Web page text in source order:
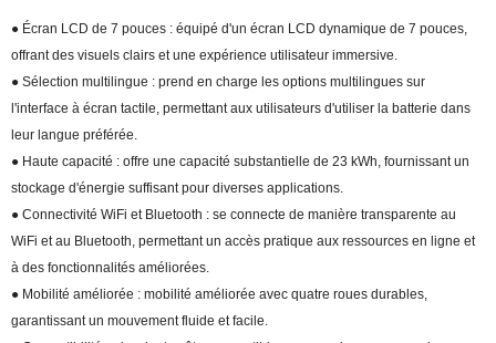
● Écran LCD de 7 pouces : équipé d'un écran LCD dynamique de 7 pouces,
offrant des visuels clairs et une expérience utilisateur immersive.
● Sélection multilingue : prend en charge les options multilingues sur
l'interface à écran tactile, permettant aux utilisateurs d'utiliser la batterie dans
leur langue préférée.
● Haute capacité : offre une capacité substantielle de 23 kWh, fournissant un
stockage d'énergie suffisant pour diverses applications.
● Connectivité WiFi et Bluetooth : se connecte de manière transparente au
WiFi et au Bluetooth, permettant un accès pratique aux ressources en ligne et
à des fonctionnalités améliorées.
● Mobilité améliorée : mobilité améliorée avec quatre roues durables,
garantissant un mouvement fluide et facile.